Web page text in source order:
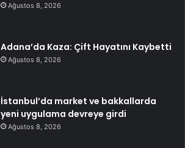
Ağustos 8, 2026
Adana’da Kaza: Çift Hayatını Kaybetti
Ağustos 8, 2026
İstanbul’da market ve bakkallarda
yeni uygulama devreye girdi
Ağustos 8, 2026